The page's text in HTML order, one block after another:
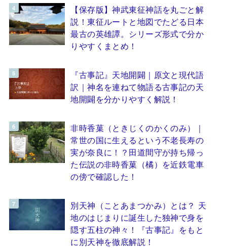
【保存版】神武東征神話を丸ごと解
説！東征ルートと地図でたどる日本
最古の英雄譚。シリーズ形式で分か
りやすくまとめ！
『古事記』天地開闢｜原文と現代語
訳｜神名を連ねて物語る古事記の天
地開闢を分かりやすく解説！
非時香菓（ときじくのかくのみ）｜
常世の国に生えるという不老長寿の
実が奈良に！？田道間守が持ち帰っ
た伝説の非時香菓（橘）を近鉄電車
の傍で確認した！
別天神（ことあまつかみ）とは？ 天
地のはじまりに誕生した独神で身を
隠す五柱の神々！『古事記』をもと
に別天神を徹底解説！